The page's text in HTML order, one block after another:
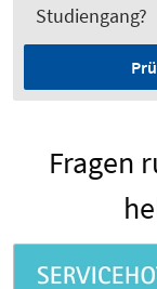
Studiengang?
Fragen